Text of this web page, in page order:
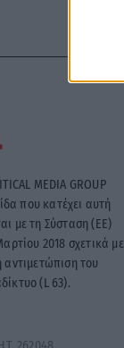
MEDIA GROUP
που κατέχει αυτή
με τη Σύσταση (ΕΕ)
2018 σχετικά με
του
(L 63).